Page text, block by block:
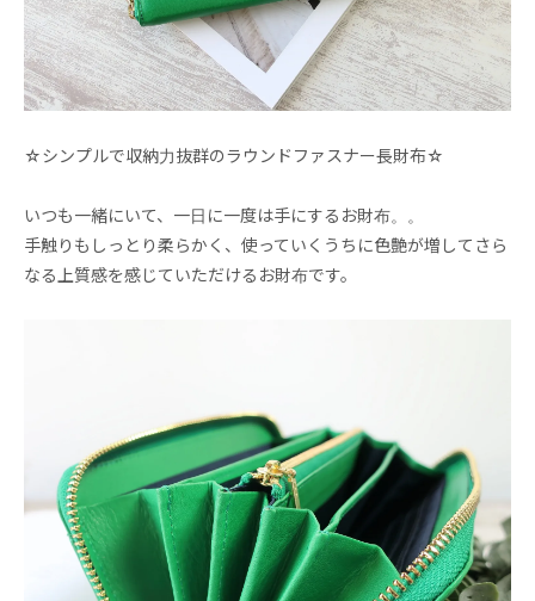
☆シンプルで収納力抜群のラウンドファスナー長財布☆
いつも一緒にいて、一日に一度は手にするお財布。。
手触りもしっとり柔らかく、使っていくうちに色艶が増してさら
なる上質感を感じていただけるお財布です。